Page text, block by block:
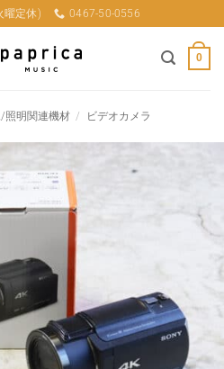
曜定休) 0467-50-0556
0
照明関連機材 / ビデオカメラ